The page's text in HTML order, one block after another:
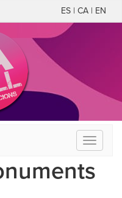
ES | CA | EN
Toggle